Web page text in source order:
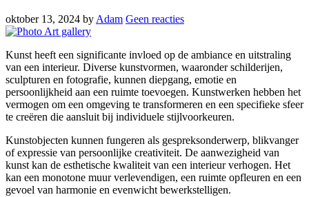
oktober 13, 2024 by Adam Geen reacties
Kunst heeft een significante invloed op de ambiance en uitstraling
van een interieur. Diverse kunstvormen, waaronder schilderijen,
sculpturen en fotografie, kunnen diepgang, emotie en
persoonlijkheid aan een ruimte toevoegen. Kunstwerken hebben het
vermogen om een omgeving te transformeren en een specifieke sfeer
te creëren die aansluit bij individuele stijlvoorkeuren.
Kunstobjecten kunnen fungeren als gespreksonderwerp, blikvanger
of expressie van persoonlijke creativiteit. De aanwezigheid van
kunst kan de esthetische kwaliteit van een interieur verhogen. Het
kan een monotone muur verlevendigen, een ruimte opfleuren en een
gevoel van harmonie en evenwicht bewerkstelligen.